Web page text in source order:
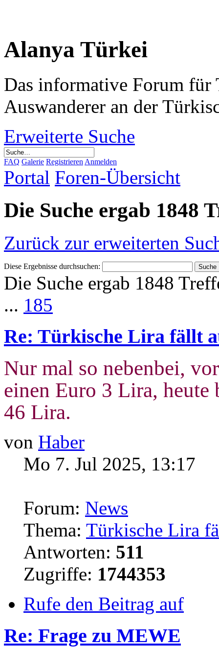
Alanya Türkei
Das informative Forum für
Auswanderer an der
Erweiterte Suche
FAQ Galerie Registrieren Anmelden
Portal Foren-Übersicht
Die Suche ergab 1848
Zurück zur erweiterten
Diese Ergebnisse durchsuchen:
Die Suche ergab 1848
... 185
Re: Türkische Lira fällt
Nur mal so nebenbei,
einen Euro 3 Lira,
46 Lira.
von Haber
Mo 7. Jul 2025, 13:17
Forum: News
Thema: Türkische Lira
Antworten: 511
Zugriffe: 1744353
Rufe den Beitrag auf
Re: Frage zu MEWE